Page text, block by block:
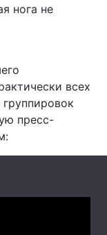
нога не
всех
пресс-